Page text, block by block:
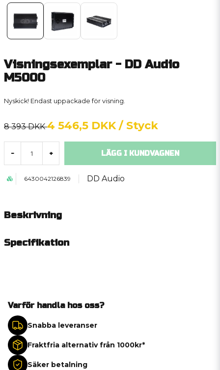
Visningsexemplar - DD Audio
M5000
Nyskick! Endast uppackade för visning.
8 393 DKK4 546,5 DKK / Styck
- + LÄGG I KUNDVAGNEN
6430042126839 DD Audio
Beskrivning
Specifikation
Varför handla hos oss?
Snabba leveranser
Fraktfria alternativ från 1000kr*
Säker betalning